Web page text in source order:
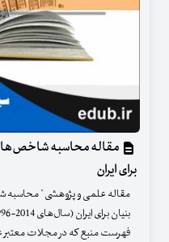
مقاله محاسبه
برای ایران
مقاله علمی و پژوهشی "
فهرست منبع که در مجلات معتبر